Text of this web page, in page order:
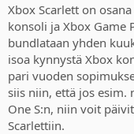
Xbox Scarlett on
konsoli ja Xbox Game
bundlataan yhden
isoa kynnystä Xbox
pari vuoden
siis niin, että jos esim.
One S:n, niin voit
Scarlettiin.